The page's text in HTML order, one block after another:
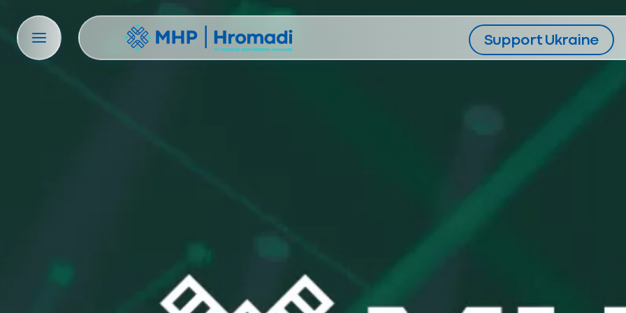
Support Ukraine